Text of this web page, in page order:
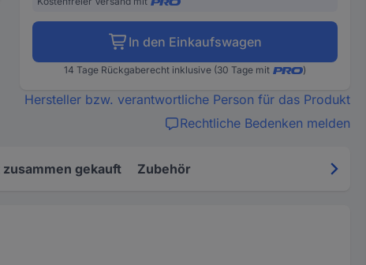
In den Einkaufswagen
14 Tage Rückgaberecht inklusive (30 Tage mit )
Hersteller bzw. verantwortliche Person für das Produkt
Rechtliche Bedenken melden
gekauft Zubehör